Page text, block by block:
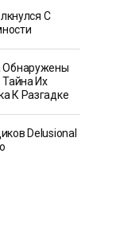
С
Обнаружены
Тайна Их
К Разгадке
Delusional